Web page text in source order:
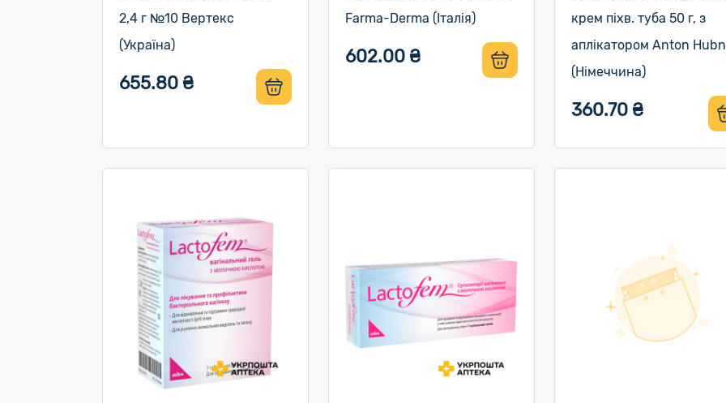
2,4 г №10 Вертекс
(Україна)
655.80 ₴
Farma-Derma (Італія)
602.00 ₴
крем піхв. туба 50 г, з
аплікатором Anton
(Німеччина)
360.70 ₴